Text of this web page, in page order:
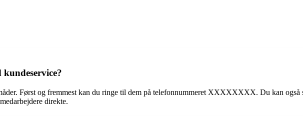
Først og fremmest kan du ringe til dem på telefonnummeret XXXXXXXX. Du kan
direkte.